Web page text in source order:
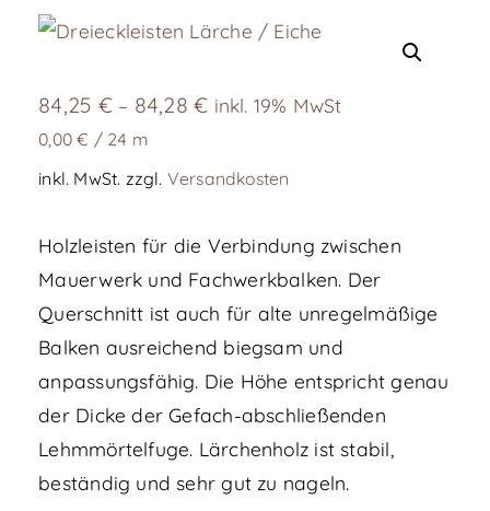
84,25 €– 84,28€ inkl. 19% MwSt
0,00€ / 24 m
inkl. MwSt. zzgl. Versandkosten
Holzleisten für die Verbindung zwischen
Mauerwerk und Fachwerkbalken. Der
Querschnitt ist auch für alte unregelmäßige
Balken ausreichend biegsam und
anpassungsfähig. Die Höhe entspricht genau
der Dicke der Gefach-abschließenden
Lehmmörtelfuge. Lärchenholz ist stabil,
beständig und sehr gut zu nageln.